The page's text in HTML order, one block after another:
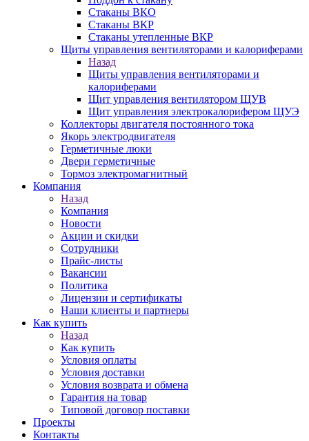
Стаканы ВКО
Стаканы ВКР
Стаканы утепленные ВКР
Щиты управления вентиляторами и калориферами
Назад
Щиты управления вентиляторами и
калориферами
Щит управления вентилятором ЩУВ
Щит управления электрокалорифером ЩУЭ
Коллекторы двигателя постоянного тока
Якорь электродвигателя
Герметичные люки
Двери герметичные
Тормоз электромагнитный
Компания
Назад
Компания
Новости
Акции и скидки
Сотрудники
Прайс-листы
Вакансии
Политика
Лицензии и сертификаты
Наши клиенты и партнеры
Как купить
Назад
Как купить
Условия оплаты
Условия доставки
Условия возврата и обмена
Гарантия на товар
Типовой договор поставки
Проекты
Контакты